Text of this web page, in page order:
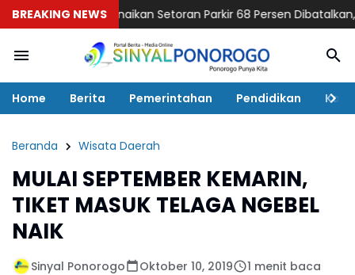
BREAKING NEWS
Kenaikan Setoran Parkir 68 Persen Dibatalkan, Jukir
Home Berita Pemerintahan Pendidikan
Beranda Wisata Daerah
MULAI SEPTEMBER KEMARIN,
TIKET MASUK TELAGA NGEBEL
NAIK
Sinyal Ponorogo Oktober 10, 2019 1 menit baca